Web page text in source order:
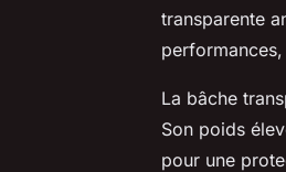
transparente
performances,
La bâche
Son poids
pour une